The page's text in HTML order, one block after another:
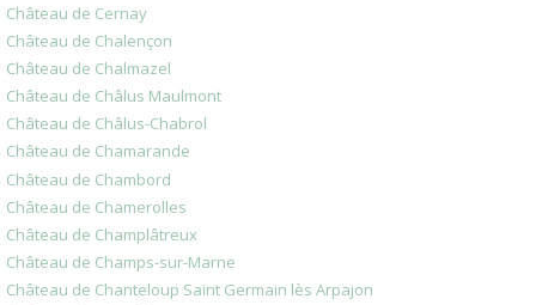
Château de Cernay
Château de Chalençon
Château de Chalmazel
Château de Châlus Maulmont
Château de Châlus-Chabrol
Château de Chamarande
Château de Chambord
Château de Chamerolles
Château de Champlâtreux
Château de Champs-sur-Marne
Château de Chanteloup Saint Germain lès Arpajon